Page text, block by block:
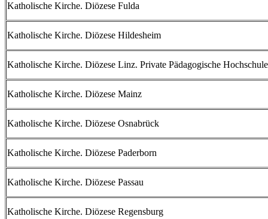
Katholische Kirche. Diözese Fulda
Katholische Kirche. Diözese Hildesheim
Katholische Kirche. Diözese Linz. Private Pädagogische Hochschule
Katholische Kirche. Diözese Mainz
Katholische Kirche. Diözese Osnabrück
Katholische Kirche. Diözese Paderborn
Katholische Kirche. Diözese Passau
Katholische Kirche. Diözese Regensburg